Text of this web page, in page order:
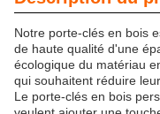
Notre porte-clés en bois
de haute qualité d'une
écologique du matériau
qui souhaitent réduire
Le porte-clés en bois